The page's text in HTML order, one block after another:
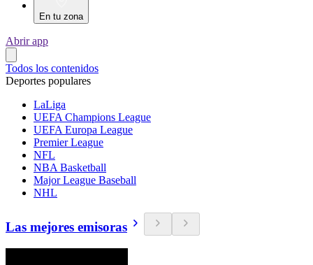
En tu zona
Abrir app
Todos los contenidos
Deportes populares
LaLiga
UEFA Champions League
UEFA Europa League
Premier League
NFL
NBA Basketball
Major League Baseball
NHL
Las mejores emisoras